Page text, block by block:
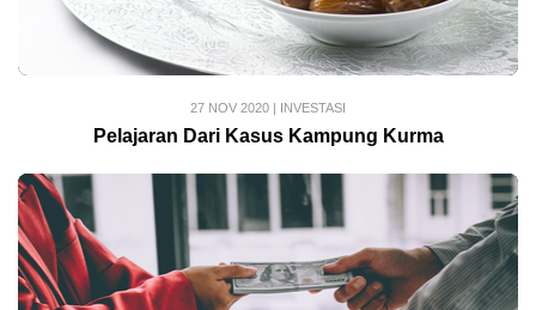
27 NOV 2020 | INVESTASI
Pelajaran Dari Kasus Kampung Kurma